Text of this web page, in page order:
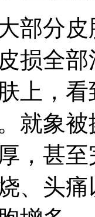
部分
损全
上，
就象
，甚
、头